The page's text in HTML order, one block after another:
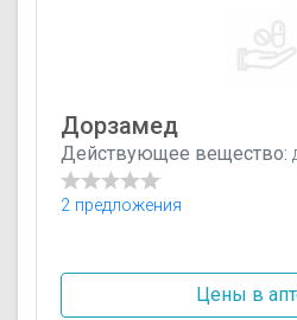
Дорзамед
Действующее вещество:
2 предложения
Цены в